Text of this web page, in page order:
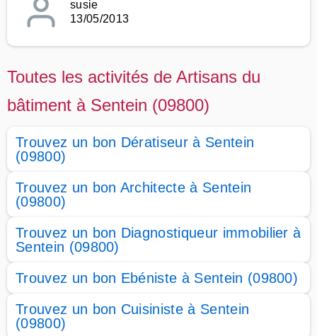
susie
13/05/2013
Toutes les activités de Artisans du
bâtiment à Sentein (09800)
Trouvez un bon Dératiseur à Sentein
(09800)
Trouvez un bon Architecte à Sentein
(09800)
Trouvez un bon Diagnostiqueur immobilier à
Sentein (09800)
Trouvez un bon Ebéniste à Sentein (09800)
Trouvez un bon Cuisiniste à Sentein
(09800)